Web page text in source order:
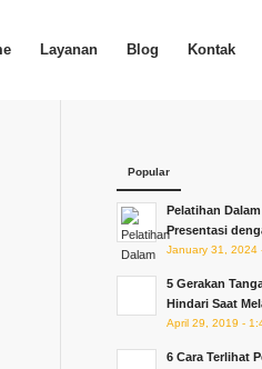
Layanan Blog Kontak
Popular
Pelatihan
Presentasi
January 31, 2024
5 Gerakan
Hindari Saat
April 29, 2019 -
6 Cara Terlihat